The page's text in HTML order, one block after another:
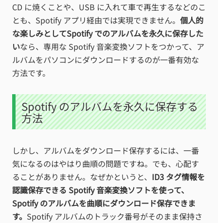
CD に焼くことや、USB に入れて車で再生するなどのこ
とも、Spotify アプリ経由では実現できません。 個人的
な楽しみとしてSpotify でのアルバムを永久に保存した
いなら、専用な Spotify 音楽変換ソフトをつかって、ア
ルバムをパソコンにダウンロードするのが一番有効な
方法です。
Spotify のアルバムを永久に保存する
方法
しかし、アルバムをダウンロード保存するには、一番
気になるのはやはり曲順の問題ですね。でも、心配す
ることがありません。なぜかというと、 ID3 タグ情報を
認識保存できる Spotify 音楽変換ソフトを使って、
Spotify のアルバムを曲順にダウンロード保存できま
す。 Spotify アルバムのトラック番号がそのまま保持さ